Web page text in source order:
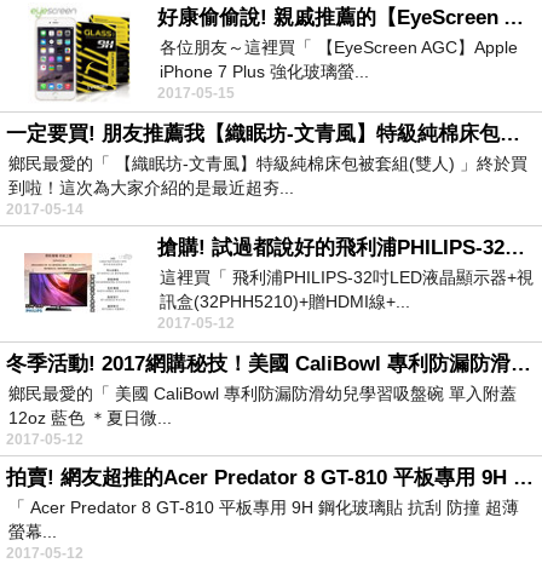
好康偷偷說! 親戚推薦的【EyeScreen AGC】Apple iPhone 7 Plus 強化玻璃螢幕保護貼(非滿版)哪裡有貨？
各位朋友～這裡買「 【EyeScreen AGC】Apple
iPhone 7 Plus 強化玻璃螢...
2017-05-15
一定要買! 朋友推薦我【織眠坊-文青風】特級純棉床包被套組(雙人)
鄉民最愛的「 【織眠坊-文青風】特級純棉床包被套組(雙人) 」終於買
到啦！這次為大家介紹的是最近超夯...
2017-05-14
搶購! 試過都說好的飛利浦PHILIPS-32吋LED液晶顯示器+視訊盒(32PHH5210)+贈HDMI線+迪士尼單頭吊燈-
這裡買「 飛利浦PHILIPS-32吋LED液晶顯示器+視
訊盒(32PHH5210)+贈HDMI線+...
2017-05-12
冬季活動! 2017網購秘技！美國 CaliBowl 專利防漏防滑幼兒學習吸盤碗 單入附蓋 12oz 藍色 ＊夏日微風＊
鄉民最愛的「 美國 CaliBowl 專利防漏防滑幼兒學習吸盤碗 單入附蓋
12oz 藍色 ＊夏日微...
2017-05-12
拍賣! 網友超推的Acer Predator 8 GT-810 平板專用 9H 鋼化玻璃貼 抗刮 防撞 超薄 螢幕貼
「 Acer Predator 8 GT-810 平板專用 9H 鋼化玻璃貼 抗刮 防撞 超薄
螢幕...
2017-05-12